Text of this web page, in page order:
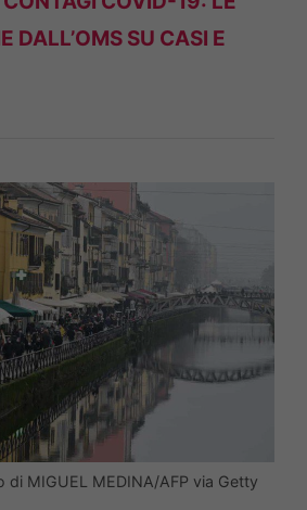
DALL’OMS SU CASI E
di MIGUEL MEDINA/AFP via Getty